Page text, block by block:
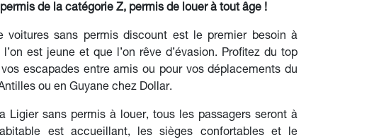
de la catégorie Z, permis de louer à tout âge !
voitures sans permis discount est le premier besoin à
l’on est jeune et que l’on rêve d’évasion. Profitez du top
escapades entre amis ou pour vos déplacements du
ou en Guyane chez Dollar.
Ligier sans permis à louer, tous les passagers seront à
est accueillant, les sièges confortables et le